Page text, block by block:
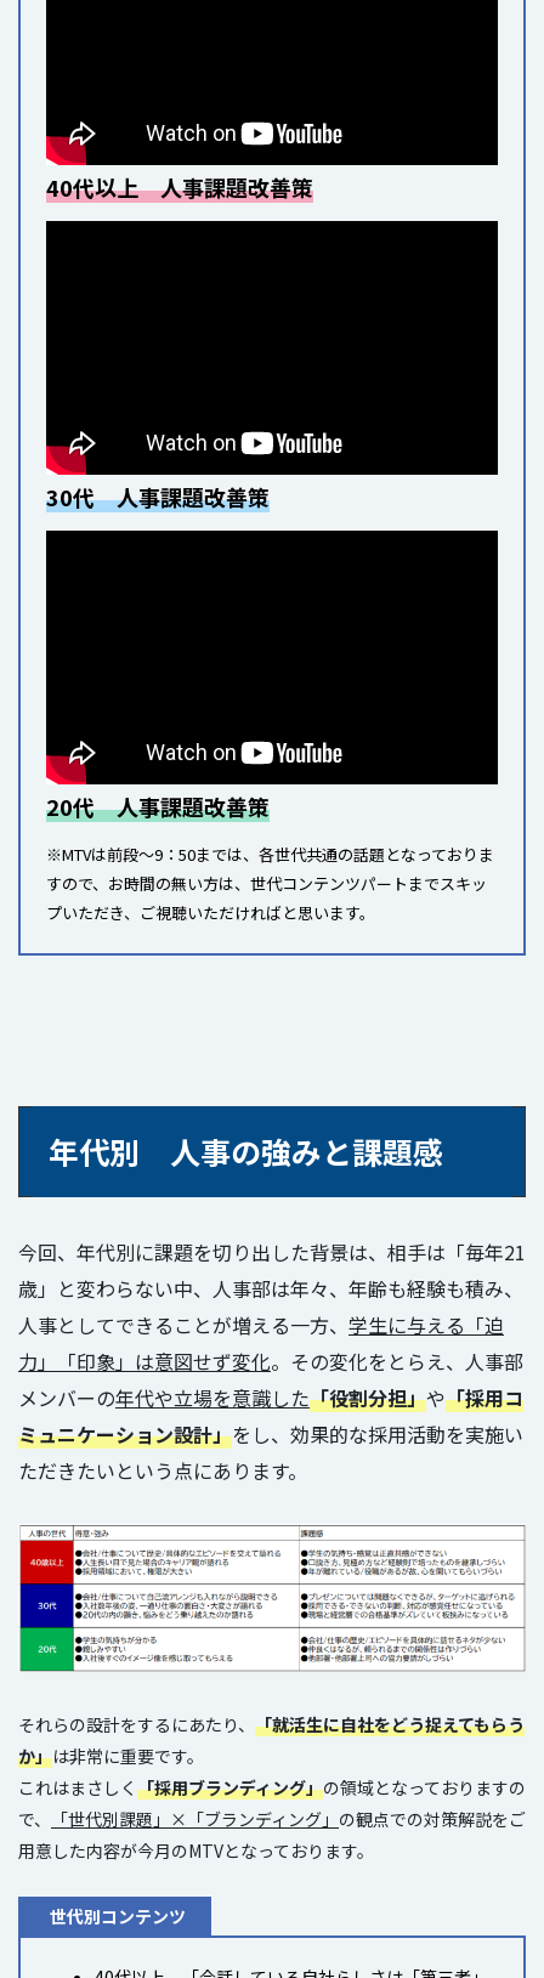
40代以上 人事課題改善策
30代 人事課題改善策
20代 人事課題改善策
※MTVは前段～9：50までは、各世代共通の話題となっておりま
すので、お時間の無い方は、世代コンテンツパートまでスキッ
プいただき、ご視聴いただければと思います。
年代別 人事の強みと課題感
今回、年代別に課題を切り出した背景は、相手は「毎年21
歳」と変わらない中、人事部は年々、年齢も経験も積み、
人事としてできることが増える一方、 学生に与える「迫
力」「印象」は意図せず変化。その変化をとらえ、人事部
メンバーの年代や立場を意識した「役割分担」や「採用コ
ミュニケーション設計」をし、効果的な採用活動を実施い
ただきたいという点にあります。
それらの設計をするにあたり、 「就活生に自社をどう捉えてもらう
か」は非常に重要です。
これはまさしく 「採用ブランディング」の領域となっておりますの
で、
「世代別課題」×「ブランディング」 の観点での対策解説をご
用意した内容が今月のMTVとなっております。
世代別コンテンツ